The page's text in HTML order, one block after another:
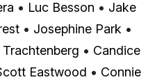
• Luc Besson • Jake
• Josephine Park •
• Candice
Eastwood • Connie